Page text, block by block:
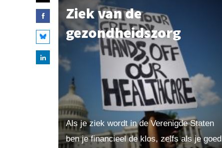
Ziek van de
gezondheidszorg
Als je ziek wordt in de Verenigde Staten
ben je financieel de klos, zelfs als je goed